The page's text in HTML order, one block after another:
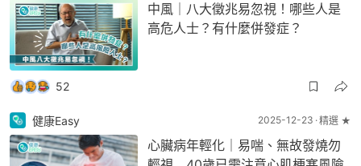
中風｜八大徵兆易忽視！哪些人是
高危人士？有什麼併發症？
52
健康Easy 2025-12-23 精選 ★
心臟病年輕化｜易喘、無故發燒勿